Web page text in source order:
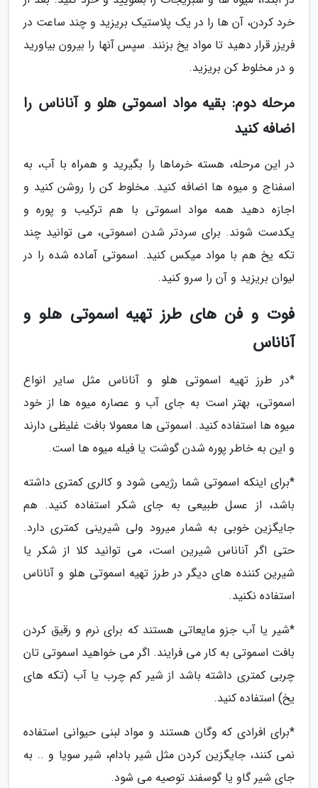
خرد کردن، آن ها را در یک پلاستیک بریزید و چند ساعت در
فریزر قرار دهید تا مواد یخ بزنند. سپس آنها را بیرون بیاورید
و در مخلوط کن بریزید.
مرحله دوم: بقیه مواد اسموتی هلو و آناناس را
اضافه کنید
در این مرحله، هسته خرماها را بگیرید و همراه با آب، به
اسفناج و میوه ها اضافه کنید. مخلوط کن را روشن کنید و
اجازه دهید همه مواد اسموتی با هم ترکیب و پوره و
یکدست شوند. برای سردتر شدن اسموتی، می توانید چند
تکه یخ هم با مواد میکس کنید. اسموتی آماده شده را در
لیوان بریزید و آن را سرو کنید.
فوت و فن های طرز تهیه اسموتی هلو و
آناناس
*در طرز تهیه اسموتی هلو و آناناس مثل سایر انواع
اسموتی، بهتر است به جای آب و عصاره میوه ها از خود
میوه ها استفاده کنید. اسموتی ها معمولا بافت غلیظی دارند
و این به خاطر پوره شدن گوشت یا فیله میوه ها است.
*برای اینکه اسموتی شما رژیمی شود و کالری کمتری داشته
باشد، از عسل طبیعی به جای شکر استفاده کنید. هم
جایگزین خوبی به شمار میرود ولی شیرینی کمتری دارد.
حتی اگر آناناس شیرین است، می توانید کلا از شکر یا
شیرین کننده های دیگر در طرز تهیه اسموتی هلو و آناناس
استفاده نکنید.
*شیر یا آب جزو مایعاتی هستند که برای نرم و رقیق کردن
بافت اسموتی به کار می فرایند. اگر می خواهید اسموتی تان
چربی کمتری داشته باشد از شیر کم چرب یا آب (تکه های
یخ) استفاده کنید.
*برای افرادی که وگان هستند و مواد لبنی حیوانی استفاده
نمی کنند، جایگزین کردن مثل شیر بادام، شیر سویا و .. به
جای شیر گاو یا گوسفند توصیه می شود.